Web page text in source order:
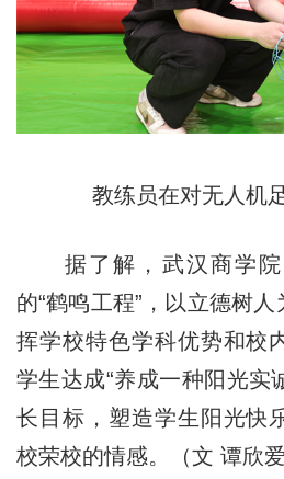
教练员在对无人机
据了解，武汉商学院
的“鹤鸣工程”，以立德树
挥学校特色学科优势和校
学生达成“养成一种阳光实
长目标，塑造学生阳光快
校荣校的情感。（文 谭欣